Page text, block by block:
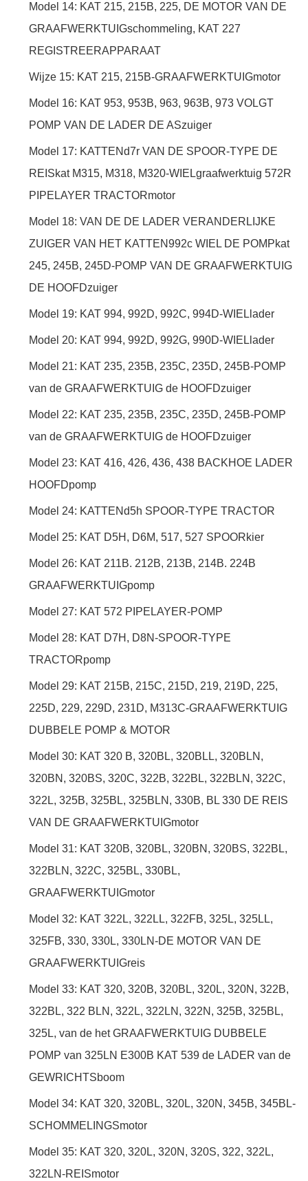
Model 14: KAT 215, 215B, 225, DE MOTOR VAN DE
GRAAFWERKTUIGschommeling, KAT 227
REGISTREERAPPARAAT
Wijze 15: KAT 215, 215B-GRAAFWERKTUIGmotor
Model 16: KAT 953, 953B, 963, 963B, 973 VOLGT
POMP VAN DE LADER DE ASzuiger
Model 17: KATTENd7r VAN DE SPOOR-TYPE DE
REISkat M315, M318, M320-WIELgraafwerktuig 572R
PIPELAYER TRACTORmotor
Model 18: VAN DE DE LADER VERANDERLIJKE
ZUIGER VAN HET KATTEN992c WIEL DE POMPkat
245, 245B, 245D-POMP VAN DE GRAAFWERKTUIG
DE HOOFDzuiger
Model 19: KAT 994, 992D, 992C, 994D-WIELlader
Model 20: KAT 994, 992D, 992G, 990D-WIELlader
Model 21: KAT 235, 235B, 235C, 235D, 245B-POMP
van de GRAAFWERKTUIG de HOOFDzuiger
Model 22: KAT 235, 235B, 235C, 235D, 245B-POMP
van de GRAAFWERKTUIG de HOOFDzuiger
Model 23: KAT 416, 426, 436, 438 BACKHOE LADER
HOOFDpomp
Model 24: KATTENd5h SPOOR-TYPE TRACTOR
Model 25: KAT D5H, D6M, 517, 527 SPOORkier
Model 26: KAT 211B. 212B, 213B, 214B. 224B
GRAAFWERKTUIGpomp
Model 27: KAT 572 PIPELAYER-POMP
Model 28: KAT D7H, D8N-SPOOR-TYPE
TRACTORpomp
Model 29: KAT 215B, 215C, 215D, 219, 219D, 225,
225D, 229, 229D, 231D, M313C-GRAAFWERKTUIG
DUBBELE POMP & MOTOR
Model 30: KAT 320 B, 320BL, 320BLL, 320BLN,
320BN, 320BS, 320C, 322B, 322BL, 322BLN, 322C,
322L, 325B, 325BL, 325BLN, 330B, BL 330 DE REIS
VAN DE GRAAFWERKTUIGmotor
Model 31: KAT 320B, 320BL, 320BN, 320BS, 322BL,
322BLN, 322C, 325BL, 330BL,
GRAAFWERKTUIGmotor
Model 32: KAT 322L, 322LL, 322FB, 325L, 325LL,
325FB, 330, 330L, 330LN-DE MOTOR VAN DE
GRAAFWERKTUIGreis
Model 33: KAT 320, 320B, 320BL, 320L, 320N, 322B,
322BL, 322 BLN, 322L, 322LN, 322N, 325B, 325BL,
325L, van de het GRAAFWERKTUIG DUBBELE
POMP van 325LN E300B KAT 539 de LADER van de
GEWRICHTSboom
Model 34: KAT 320, 320BL, 320L, 320N, 345B, 345BL-
SCHOMMELINGSmotor
Model 35: KAT 320, 320L, 320N, 320S, 322, 322L,
322LN-REISmotor